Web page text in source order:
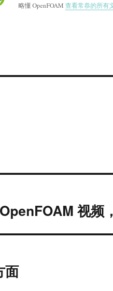
略懂 OpenFOAM 查看常恭的所有
视
面